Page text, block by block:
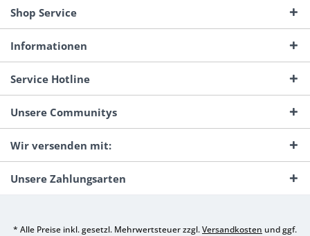
Shop Service
Informationen
Service Hotline
Unsere Communitys
Wir versenden mit:
Unsere Zahlungsarten
* Alle Preise inkl. gesetzl. Mehrwertsteuer zzgl.Versandkosten und ggf.